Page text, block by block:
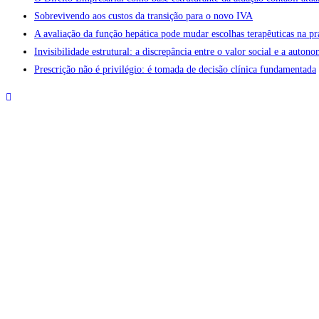
Sobrevivendo aos custos da transição para o novo IVA
A avaliação da função hepática pode mudar escolhas terapêuticas na
Invisibilidade estrutural: a discrepância entre o valor social e a
Prescrição não é privilégio: é tomada de decisão clínica fundamentada